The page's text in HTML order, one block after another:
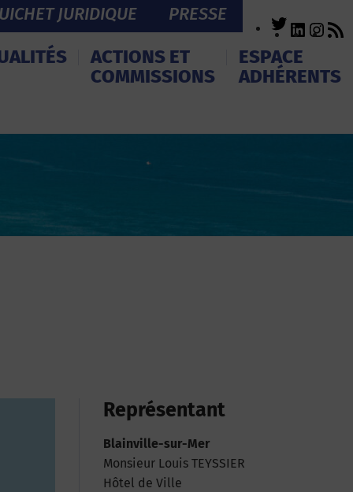
JURIDIQUE PRESSE Twitter
ACTIONS ET
COMMISSIONS
ESPACE
ADHÉRENTS
Représentant
Blainville-sur-Mer
Monsieur Louis TEYSSIER
Hôtel de Ville